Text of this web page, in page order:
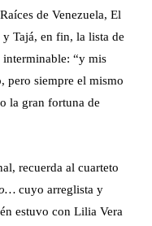
de Venezuela, El
Tajá, en fin, la lista de
interminable: “y mis
pero siempre el mismo
la gran fortuna de
recuerda al cuarteto
cuyo arreglista y
estuvo con Lilia Vera